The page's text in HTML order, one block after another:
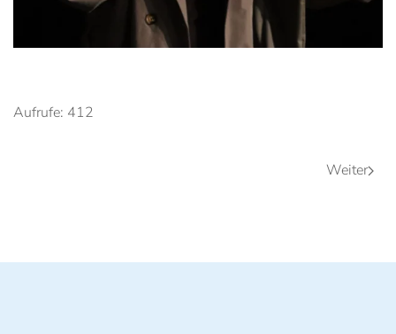
Aufrufe: 412
Weiter